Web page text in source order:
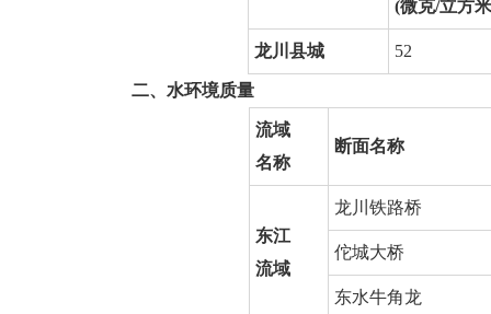
(微克/立方
龙川县城 52
二、水环境质量
流域
名称
断面名称
东江
流域
龙川铁路桥
佗城大桥
东水牛角龙